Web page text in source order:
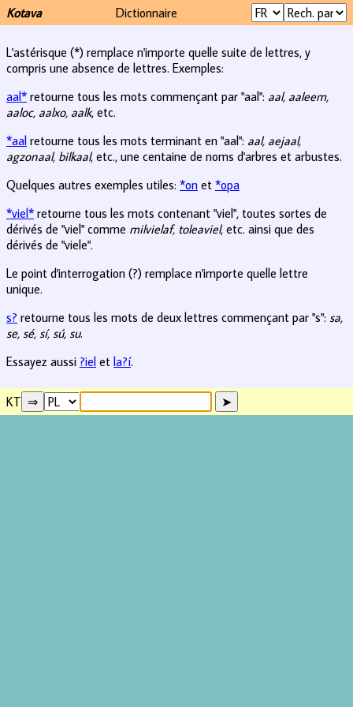
Kotava Dictionnaire
L'astérisque (*) remplace n'importe quelle suite de lettres, y
compris une absence de lettres. Exemples:
aal* retourne tous les mots commençant par "aal": aal, aaleem,
aaloc, aalxo, aalk, etc.
*aal retourne tous les mots terminant en "aal": aal, aejaal,
agzonaal, bilkaal, etc., une centaine de noms d'arbres et arbustes.
Quelques autres exemples utiles: *on et *opa
*viel* retourne tous les mots contenant "viel", toutes sortes de
dérivés de "viel" comme milvielaf, toleaviel, etc. ainsi que des
dérivés de "viele".
Le point d'interrogation (?) remplace n'importe quelle lettre
unique.
s? retourne tous les mots de deux lettres commençant par "s": sa,
se, sé, sí, sú, su.
Essayez aussi ?iel et la?í.
KT